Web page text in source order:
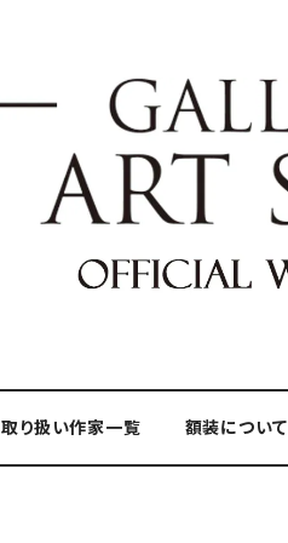
取り扱い作家一覧 額装について